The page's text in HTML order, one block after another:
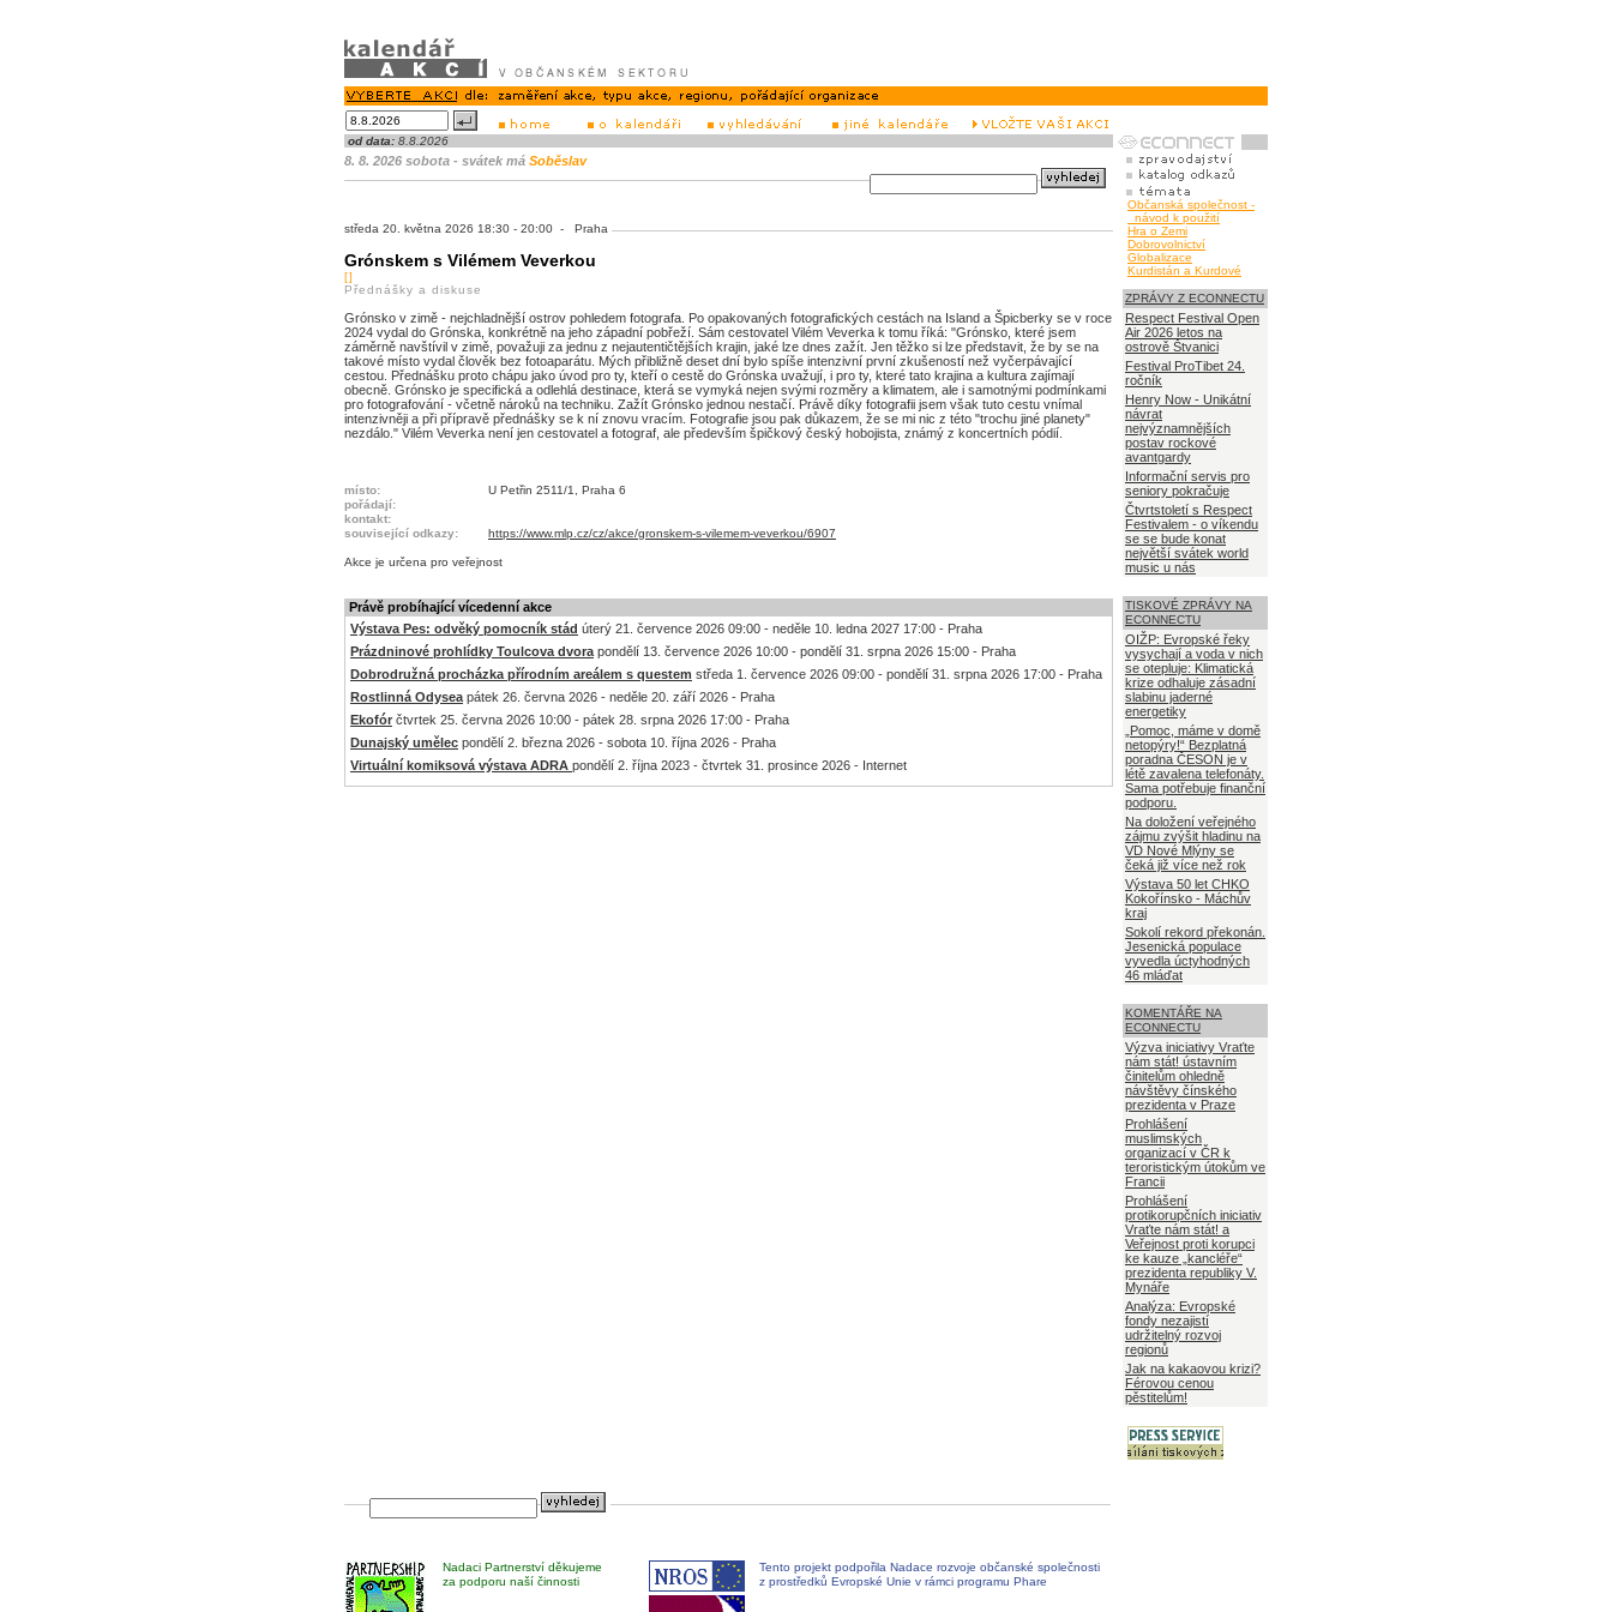
od data: 8.8.2026
8. 8. 2026 sobota - svátek má Soběslav
středa 20. května 2026 18:30 - 20:00 - Praha
Grónskem s Vilémem Veverkou
[]
Přednášky a diskuse
Grónsko v zimě - nejchladnější ostrov pohledem fotografa. Po opakovaných fotografických cestách na Island a Špicberky se v roce
2024 vydal do Grónska, konkrétně na jeho západní pobřeží. Sám cestovatel Vilém Veverka k tomu říká: "Grónsko, které jsem
záměrně navštívil v zimě, považuji za jednu z nejautentičtějších krajin, jaké lze dnes zažít. Jen těžko si lze představit, že by se na
takové místo vydal člověk bez fotoaparátu. Mých přibližně deset dní bylo spíše intenzivní první zkušeností než vyčerpávající
cestou. Přednášku proto chápu jako úvod pro ty, kteří o cestě do Grónska uvažují, i pro ty, které tato krajina a kultura zajímají
obecně. Grónsko je specifická a odlehlá destinace, která se vymyká nejen svými rozměry a klimatem, ale i samotnými podmínkami
pro fotografování - včetně nároků na techniku. Zažít Grónsko jednou nestačí. Právě díky fotografii jsem však tuto cestu vnímal
intenzivněji a při přípravě přednášky se k ní znovu vracím. Fotografie jsou pak důkazem, že se mi nic z této "trochu jiné planety"
nezdálo." Vilém Veverka není jen cestovatel a fotograf, ale především špičkový český hobojista, známý z koncertních pódií.
místo:
U Petřin 2511/1, Praha 6
pořádají:
kontakt:
související odkazy:
https://www.mlp.cz/cz/akce/gronskem-s-vilemem-veverkou/6907
Akce je určena pro veřejnost
Právě probíhající vícedenní akce
Výstava Pes: odvěký pomocník stád úterý 21. července 2026 09:00 - neděle 10. ledna 2027 17:00 - Praha
Prázdninové prohlídky Toulcova dvora pondělí 13. července 2026 10:00 - pondělí 31. srpna 2026 15:00 - Praha
Dobrodružná procházka přírodním areálem s questem středa 1. července 2026 09:00 - pondělí 31. srpna 2026 17:00 - Praha
Rostlinná Odysea pátek 26. června 2026 - neděle 20. září 2026 - Praha
Ekofór čtvrtek 25. června 2026 10:00 - pátek 28. srpna 2026 17:00 - Praha
Dunajský umělec pondělí 2. března 2026 - sobota 10. října 2026 - Praha
Virtuální komiksová výstava ADRA pondělí 2. října 2023 - čtvrtek 31. prosince 2026 - Internet
Občanská společnost -
návod k použití
Hra o Zemi
Dobrovolnictví
Globalizace
Kurdistán a Kurdové
ZPRÁVY Z ECONNECTU
Respect Festival Open
Air 2026 letos na
ostrově Štvanici
Festival ProTibet 24.
ročník
Henry Now - Unikátní
návrat
nejvýznamnějších
postav rockové
avantgardy
Informační servis pro
seniory pokračuje
Čtvrtstoletí s Respect
Festivalem - o víkendu
se se bude konat
největší svátek world
music u nás
TISKOVÉ ZPRÁVY NA
ECONNECTU
OIŽP: Evropské řeky
vysychají a voda v nich
se otepluje: Klimatická
krize odhaluje zásadní
slabinu jaderné
energetiky
„Pomoc, máme v domě
netopýry!“ Bezplatná
poradna ČESON je v
létě zavalena telefonáty.
Sama potřebuje finanční
podporu.
Na doložení veřejného
zájmu zvýšit hladinu na
VD Nové Mlýny se
čeká již více než rok
Výstava 50 let CHKO
Kokořínsko - Máchův
kraj
Sokolí rekord překonán.
Jesenická populace
vyvedla úctyhodných
46 mláďat
KOMENTÁŘE NA
ECONNECTU
Výzva iniciativy Vraťte
nám stát! ústavním
činitelům ohledně
návštěvy čínského
prezidenta v Praze
Prohlášení
muslimských
organizací v ČR k
teroristickým útokům ve
Francii
Prohlášení
protikorupčních iniciativ
Vraťte nám stát! a
Veřejnost proti korupci
ke kauze „kancléře“
prezidenta republiky V.
Mynáře
Analýza: Evropské
fondy nezajistí
udržitelný rozvoj
regionů
Jak na kakaovou krizi?
Férovou cenou
pěstitelům!
Nadaci Partnerství děkujeme
za podporu naší činnosti
Tento projekt podpořila Nadace rozvoje občanské společnosti
z prostředků Evropské Unie v rámci programu Phare